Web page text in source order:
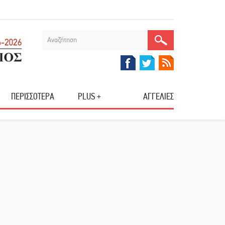
ΠΕΡΙΣΣΟΤΕΡΑ PLUS + ΑΓΓΕΛΙΕΣ